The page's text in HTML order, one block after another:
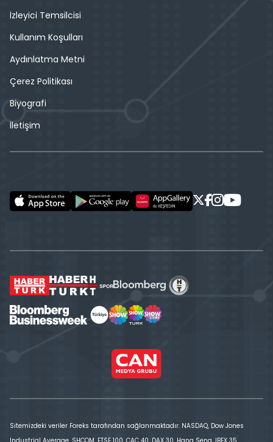
İzleyici Temsilcisi
Kullanım Koşulları
Aydınlatma Metni
Çerez Politikası
Biyografi
İletişim
Sitemizdeki veriler Foreks tarafından sağlanmaktadır. NASDAQ, Dow Jones